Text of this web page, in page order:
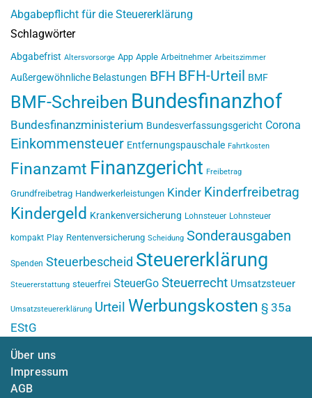
Abgabepflicht für die Steuererklärung
Schlagwörter
Abgabefrist Altersvorsorge App Apple Arbeitnehmer Arbeitszimmer
Außergewöhnliche Belastungen BFH BFH-Urteil BMF
BMF-Schreiben Bundesfinanzhof
Bundesfinanzministerium Bundesverfassungsgericht Corona
Einkommensteuer Entfernungspauschale Fahrtkosten
Finanzamt Finanzgericht Freibetrag
Grundfreibetrag Handwerkerleistungen Kinder Kinderfreibetrag
Kindergeld Krankenversicherung Lohnsteuer Lohnsteuer
kompakt Play Rentenversicherung Scheidung Sonderausgaben
Spenden Steuerbescheid Steuererklärung
Steuererstattung steuerfrei SteuerGo Steuerrecht Umsatzsteuer
Umsatzsteuererklärung Urteil Werbungskosten § 35a
EStG
Über uns
Impressum
AGB